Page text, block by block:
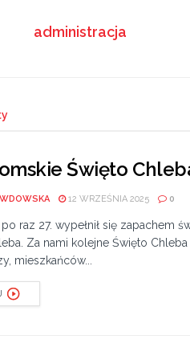
administracja
Święto
12 WRZEŚNIA 2025 0
raz 27. wypełnił się zapachem
Za nami kolejne Święto Chleba
mieszkańców...